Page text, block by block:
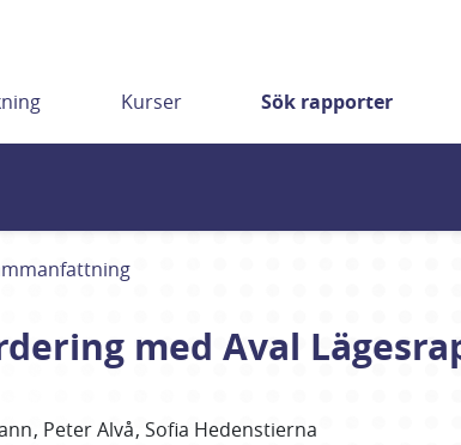
Kurser Sök rapporter
med Aval
PeterAlvå Sofia Hedenstierna